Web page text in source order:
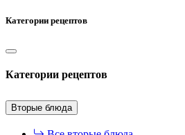
Категории рецептов
Категории рецептов
Вторые блюда